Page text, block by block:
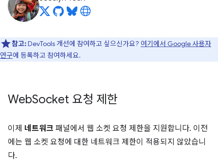
참고:DevTools 개선에 참여하고 싶으신가요? 여기에서 Google 사용자
연구에 등록하고 참여하세요.
WebSocket 요청 제한
이제 네트워크 패널에서 웹 소켓 요청 제한을 지원합니다. 이전
에는 웹 소켓 요청에 대한 네트워크 제한이 적용되지 않았습니
다.